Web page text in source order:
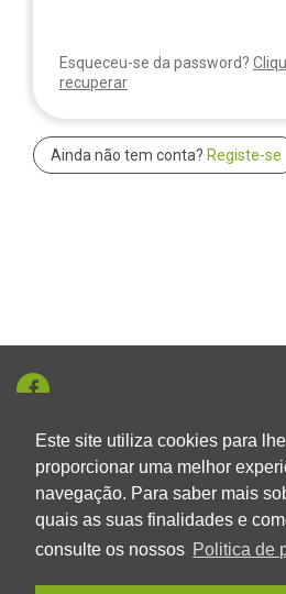
Este site utiliza cookies para lhe
proporcionar uma melhor
navegação. Para saber mais
quais as suas finalidades e
consulte os nossos Politica de
Esqueceu-se da password?
recuperar
Ainda não tem conta? Registe-se
+351 219 326 696
geral@aumlda.pt
Ver localização